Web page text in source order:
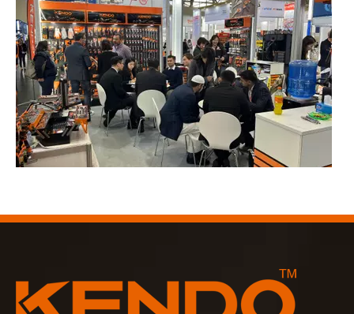
KENDO en la feria de Colonia 2023